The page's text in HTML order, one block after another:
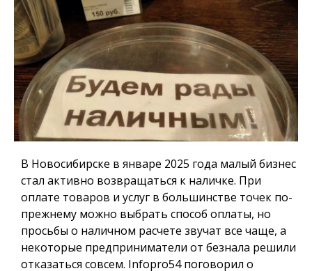
В Новосибирске в январе 2025 года малый бизнес
стал активно возвращаться к наличке. При
оплате товаров и услуг в большинстве точек по-
прежнему можно выбрать способ оплаты, но
просьбы о наличном расчете звучат все чаще, а
некоторые предприниматели от безнала решили
отказаться совсем. Infopro54поговорил о